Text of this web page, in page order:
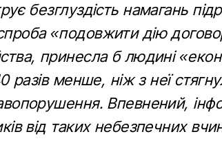
безглуздість намагань
«подовжити дію
принесла б людині
разів менше, ніж з неї
Впевнений,
від таких небезпечних